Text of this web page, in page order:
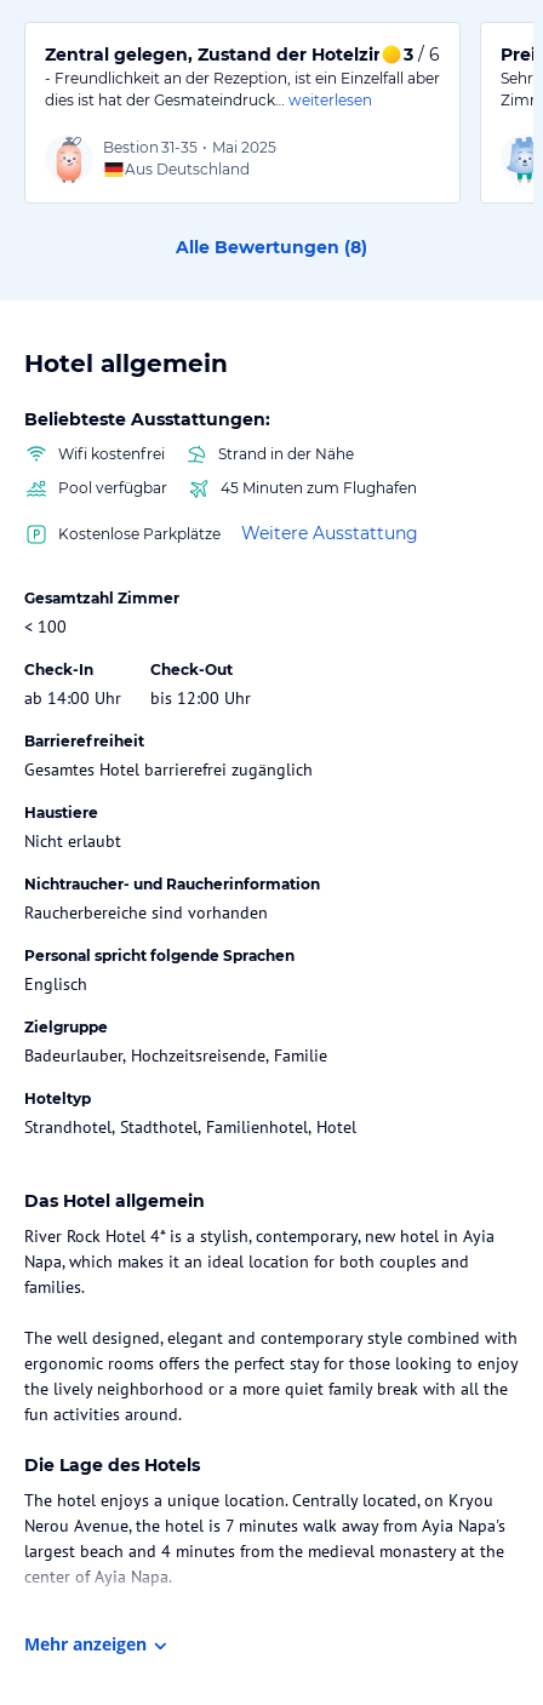
Zentral gelegen, Zustand der Hotelzimmer mit Mäng
3 / 6
- Freundlichkeit an der Rezeption, ist ein Einzelfall aber
dies ist hat der Gesmateindruck…
weiterlesen
Bestion 31-35 • Mai 2025
Aus Deutschland
Sehr
Alle Bewertungen (8)
Hotel allgemein
Beliebteste Ausstattungen:
Wifi kostenfrei
Strand in der Nähe
Pool verfügbar
45 Minuten zum Flughafen
Kostenlose Parkplätze Weitere Ausstattung
Gesamtzahl Zimmer
< 100
Check-In
ab 14:00 Uhr
Check-Out
bis 12:00 Uhr
Barrierefreiheit
Gesamtes Hotel barrierefrei zugänglich
Haustiere
Nicht erlaubt
Nichtraucher- und Raucherinformation
Raucherbereiche sind vorhanden
Personal spricht folgende Sprachen
Englisch
Zielgruppe
Badeurlauber, Hochzeitsreisende, Familie
Hoteltyp
Strandhotel, Stadthotel, Familienhotel, Hotel
Das Hotel allgemein
River Rock Hotel 4* is a stylish, contemporary, new hotel in Ayia
Napa, which makes it an ideal location for both couples and
families.
The well designed, elegant and contemporary style combined with
ergonomic rooms offers the perfect stay for those looking to enjoy
the lively neighborhood or a more quiet family break with all the
fun activities around.
Die Lage des Hotels
The hotel enjoys a unique location. Centrally located, on Kryou
Nerou Avenue, the hotel is 7 minutes walk away from Ayia Napa's
largest beach and 4 minutes from the medieval monastery at the
center of Ayia Napa.
restaurants and bars are within 2 minutes walk away.
Mehr anzeigen